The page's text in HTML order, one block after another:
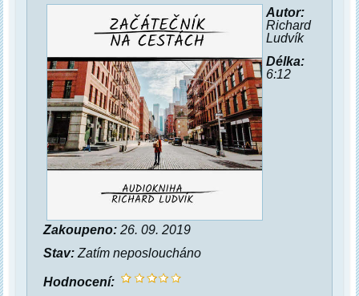
Autor:
Richard
Ludvík
Délka:
6:12
Zakoupeno: 26. 09. 2019
Stav: Zatím neposloucháno
Hodnocení: